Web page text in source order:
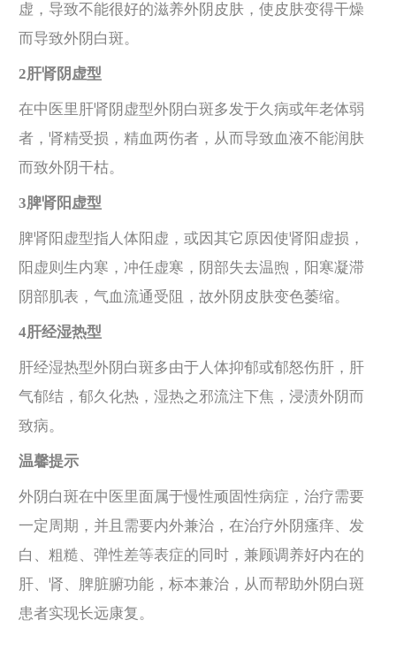
虚，导致不能很好的滋养外阴皮肤，使皮肤变得干燥
而导致外阴白斑。
2肝肾阴虚型
在中医里肝肾阴虚型外阴白斑多发于久病或年老体弱
者，肾精受损，精血两伤者，从而导致血液不能润肤
而致外阴干枯。
3脾肾阳虚型
脾肾阳虚型指人体阳虚，或因其它原因使肾阳虚损，
阳虚则生内寒，冲任虚寒，阴部失去温煦，阳寒凝滞
阴部肌表，气血流通受阻，故外阴皮肤变色萎缩。
4肝经湿热型
肝经湿热型外阴白斑多由于人体抑郁或郁怒伤肝，肝
气郁结，郁久化热，湿热之邪流注下焦，浸渍外阴而
致病。
温馨提示
外阴白斑在中医里面属于慢性顽固性病症，治疗需要
一定周期，并且需要内外兼治，在治疗外阴瘙痒、发
白、粗糙、弹性差等表症的同时，兼顾调养好内在的
肝、肾、脾脏腑功能，标本兼治，从而帮助外阴白斑
患者实现长远康复。